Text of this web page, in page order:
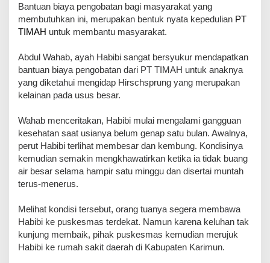
Bantuan biaya pengobatan bagi masyarakat yang
membutuhkan ini, merupakan bentuk nyata kepedulian PT
TIMAH untuk membantu masyarakat.
Abdul Wahab, ayah Habibi sangat bersyukur mendapatkan
bantuan biaya pengobatan dari PT TIMAH untuk anaknya
yang diketahui mengidap Hirschsprung yang merupakan
kelainan pada usus besar.
Wahab menceritakan, Habibi mulai mengalami gangguan
kesehatan saat usianya belum genap satu bulan. Awalnya,
perut Habibi terlihat membesar dan kembung. Kondisinya
kemudian semakin mengkhawatirkan ketika ia tidak buang
air besar selama hampir satu minggu dan disertai muntah
terus-menerus.
Melihat kondisi tersebut, orang tuanya segera membawa
Habibi ke puskesmas terdekat. Namun karena keluhan tak
kunjung membaik, pihak puskesmas kemudian merujuk
Habibi ke rumah sakit daerah di Kabupaten Karimun.